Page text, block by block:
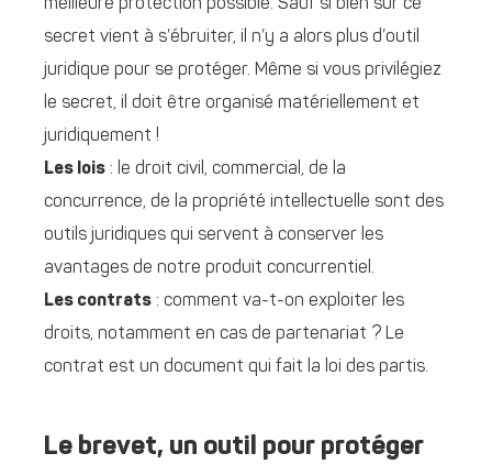
meilleure protection possible. Sauf si bien sûr ce
secret vient à s’ébruiter, il n’y a alors plus d’outil
juridique pour se protéger. Même si vous privilégiez
le secret, il doit être organisé matériellement et
juridiquement !
Les lois : le droit civil, commercial, de la
concurrence, de la propriété intellectuelle sont des
outils juridiques qui servent à conserver les
avantages de notre produit concurrentiel.
Les contrats : comment va-t-on exploiter les
droits, notamment en cas de partenariat ? Le
contrat est un document qui fait la loi des partis.
Le brevet, un outil pour protéger